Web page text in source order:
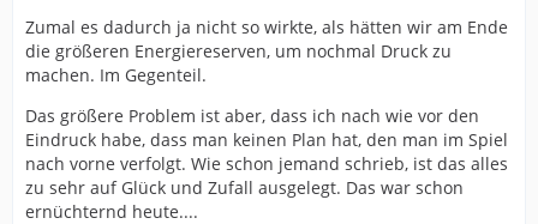
Zumal es dadurch ja nicht so wirkte, als hätten wir am Ende
die größeren Energiereserven, um nochmal Druck zu
machen. Im Gegenteil.
Das größere Problem ist aber, dass ich nach wie vor den
Eindruck habe, dass man keinen Plan hat, den man im Spiel
nach vorne verfolgt. Wie schon jemand schrieb, ist das alles
zu sehr auf Glück und Zufall ausgelegt. Das war schon
ernüchternd heute....